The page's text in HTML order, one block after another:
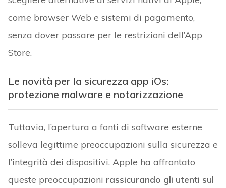
come browser Web e sistemi di pagamento,
senza dover passare per le restrizioni dell’App
Store.
Le novità per la sicurezza app iOs:
protezione malware e notarizzazione
Tuttavia, l’apertura a fonti di software esterne
solleva legittime preoccupazioni sulla sicurezza e
l’integrità dei dispositivi. Apple ha affrontato
queste preoccupazioni rassicurando gli utenti sul